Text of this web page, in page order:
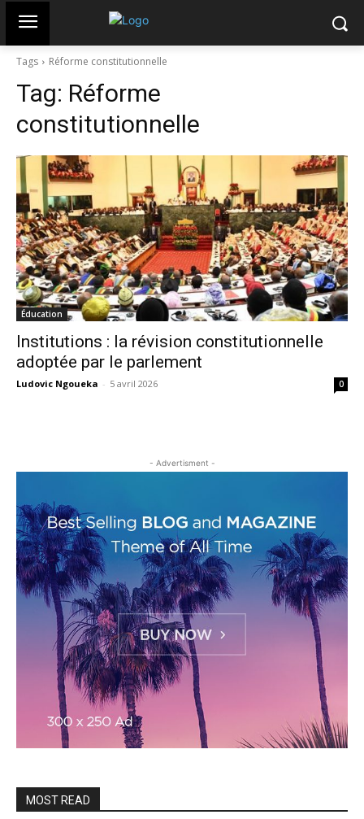
Tags Réforme constitutionnelle
Tag: Réforme
constitutionnelle
Éducation
Institutions : la révision constitutionnelle
adoptée par le parlement
Ludovic Ngoueka - 5 avril 2026 0
- Advertisment -
MOST READ